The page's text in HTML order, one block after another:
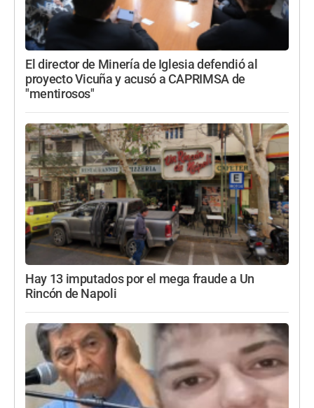
El director de Minería de Iglesia defendió al
proyecto Vicuña y acusó a CAPRIMSA de
"mentirosos"
Hay 13 imputados por el mega fraude a Un
Rincón de Napoli